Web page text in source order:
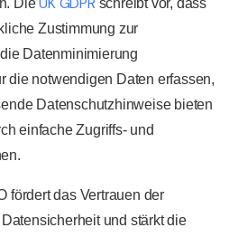
Zustimmung zur
Datenminimierung
die notwendigen Daten erfassen,
Datenschutzhinweise bieten
einfache Zugriffs- und
fördert das Vertrauen der
und stärkt die